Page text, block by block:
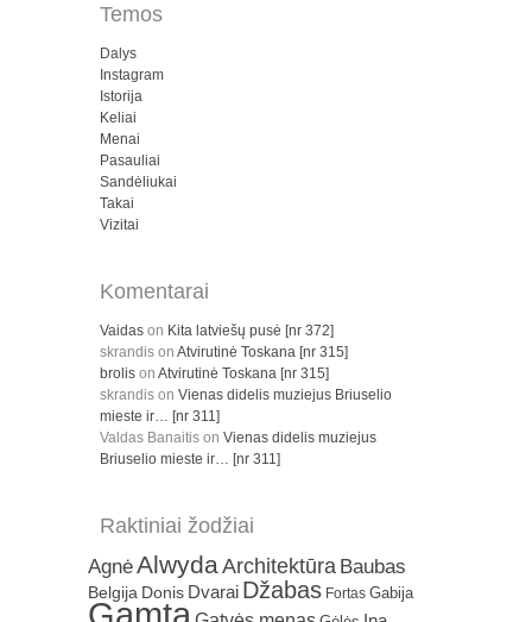
Temos
Dalys
Instagram
Istorija
Keliai
Menai
Pasauliai
Sandėliukai
Takai
Vizitai
Komentarai
Vaidas on Kita latviešų pusė [nr 372]
skrandis on Atvirutinė Toskana [nr 315]
brolis on Atvirutinė Toskana [nr 315]
skrandis on Vienas didelis muziejus Briuselio
mieste ir… [nr 311]
Valdas Banaitis on Vienas didelis muziejus
Briuselio mieste ir… [nr 311]
Raktiniai žodžiai
Agnė Alwyda Architektūra Baubas
Belgija Donis Dvarai Džabas Fortas Gabija
Gamta